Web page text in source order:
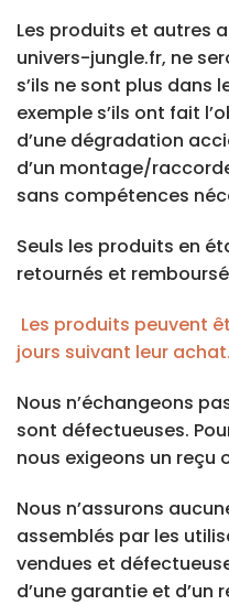
Les produits et autres
univers-jungle.fr, ne
s’ils ne sont plus dans
exemple s’ils ont fait
d’une dégradation
d’un montage/
sans compétences
Seuls les produits en
retournés et
Les produits peuvent
jours suivant leur achat.
Nous n’échangeons
sont défectueuses.
nous exigeons un reçu
Nous n’assurons
assemblés par les
vendues et
d’une garantie et d’un